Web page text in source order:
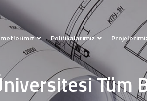
Politikalarımız
Tüm